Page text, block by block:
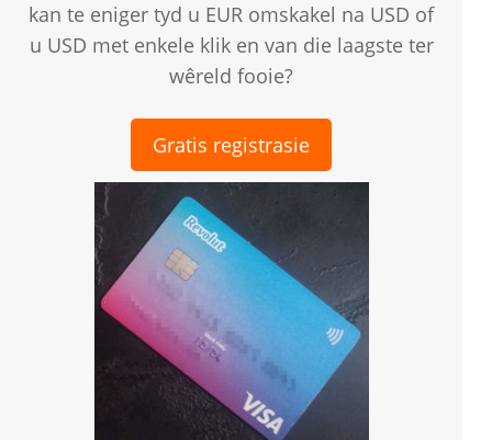
kan te eniger tyd u EUR omskakel na USD of
u USD met enkele klik en van die laagste ter
wêreld fooie?
Gratis registrasie